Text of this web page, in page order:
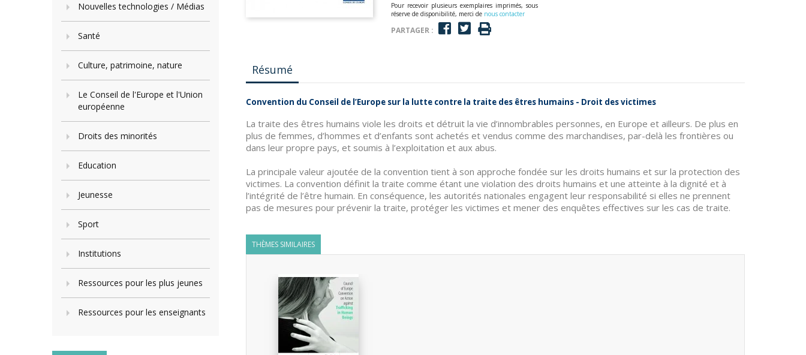
Nouvelles technologies / Médias
Santé
Culture, patrimoine, nature
Le Conseil de l'Europe et l'Union
européenne
Droits des minorités
Education
Jeunesse
Sport
Institutions
Ressources pour les plus jeunes
Ressources pour les enseignants
Pour recevoir plusieurs exemplaires imprimés, sous
réserve de disponibilité, merci de nous contacter
PARTAGER :
Résumé
Convention du Conseil de l’Europe sur la lutte contre la traite des êtres humains - Droit des victimes
La traite des êtres humains viole les droits et détruit la vie d’innombrables personnes, en Europe et ailleurs. De plus en
plus de femmes, d’hommes et d’enfants sont achetés et vendus comme des marchandises, par-delà les frontières ou
dans leur propre pays, et soumis à l’exploitation et aux abus.
La principale valeur ajoutée de la convention tient à son approche fondée sur les droits humains et sur la protection des
victimes. La convention définit la traite comme étant une violation des droits humains et une atteinte à la dignité et à
l’intégrité de l’être humain. En conséquence, les autorités nationales engagent leur responsabilité si elles ne prennent
pas de mesures pour prévenir la traite, protéger les victimes et mener des enquêtes effectives sur les cas de traite.
THÈMES SIMILAIRES